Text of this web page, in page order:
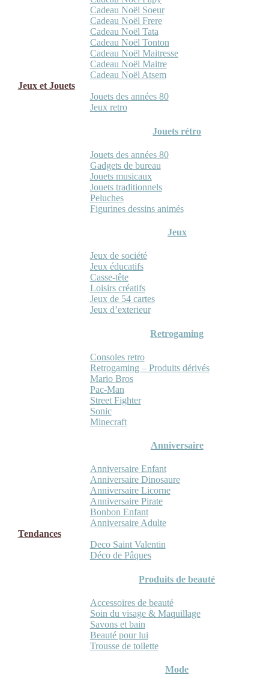
Cadeau Noël Soeur
Cadeau Noël Frere
Cadeau Noël Tata
Cadeau Noël Tonton
Cadeau Noël Maitresse
Cadeau Noël Maitre
Cadeau Noël Atsem
Jeux et Jouets
Jouets des années 80
Jeux retro
Jouets rétro
Jouets des années 80
Gadgets de bureau
Jouets musicaux
Jouets traditionnels
Peluches
Figurines dessins animés
Jeux
Jeux de société
Jeux éducatifs
Casse-tête
Loisirs créatifs
Jeux de 54 cartes
Jeux d’exterieur
Retrogaming
Consoles retro
Retrogaming – Produits dérivés
Mario Bros
Pac-Man
Street Fighter
Sonic
Minecraft
Anniversaire
Anniversaire Enfant
Anniversaire Dinosaure
Anniversaire Licorne
Anniversaire Pirate
Bonbon Enfant
Anniversaire Adulte
Tendances
Deco Saint Valentin
Déco de Pâques
Produits de beauté
Accessoires de beauté
Soin du visage & Maquillage
Savons et bain
Beauté pour lui
Trousse de toilette
Mode